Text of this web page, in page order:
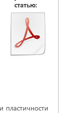
статью:
пластичности